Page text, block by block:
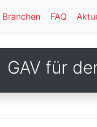
Branchen FAQ
GAV für